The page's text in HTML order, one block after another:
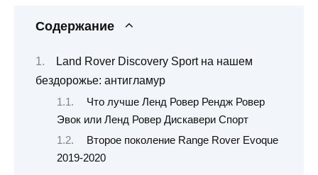
Содержание
Land Rover Discovery Sport на нашем
бездорожье: антигламур
Что лучше Ленд Ровер Рендж Ровер
Эвок или Ленд Ровер Дискавери Спорт
Второе поколение Range Rover Evoque
2019-2020